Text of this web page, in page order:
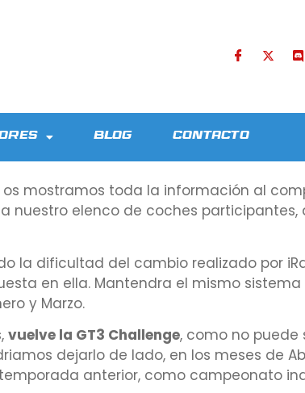
Blog Contacto
os mostramos toda la información al
nuestro elenco de coches
la dificultad del cambio realizado por
en ella. Mantendra el mismo sistema
y Marzo.
vuelve la GT3 Challenge, como no puede
dejarlo de lado, en los meses de
anterior, como campeonato